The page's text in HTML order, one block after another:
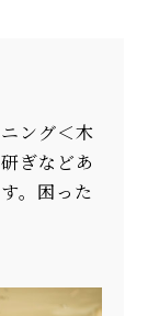
ング＜木
ぎなどあ
。困った